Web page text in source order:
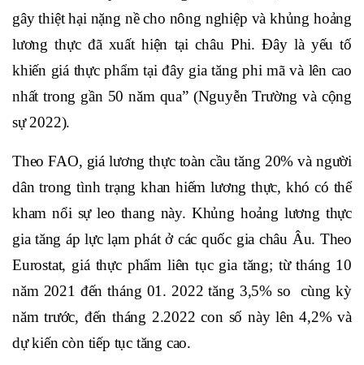
gây thiệt hại nặng nề cho nông nghiệp và khủng hoảng
lương thực đã xuất hiện tại châu Phi. Đây là yếu tố
khiến giá thực phẩm tại đây gia tăng phi mã và lên cao
nhất trong gần 50 năm qua” (Nguyễn Trường và cộng
sự 2022).
Theo FAO, giá lương thực toàn cầu tăng 20% và người
dân trong tình trạng khan hiếm lương thực, khó có thể
kham nổi sự leo thang này. Khủng hoảng lương thực
gia tăng áp lực lạm phát ở các quốc gia châu Âu. Theo
Eurostat, giá thực phẩm liên tục gia tăng; từ tháng 10
năm 2021 đến tháng 01. 2022 tăng 3,5% so cùng kỳ
năm trước, đến tháng 2.2022 con số này lên 4,2% và
dự kiến còn tiếp tục tăng cao.